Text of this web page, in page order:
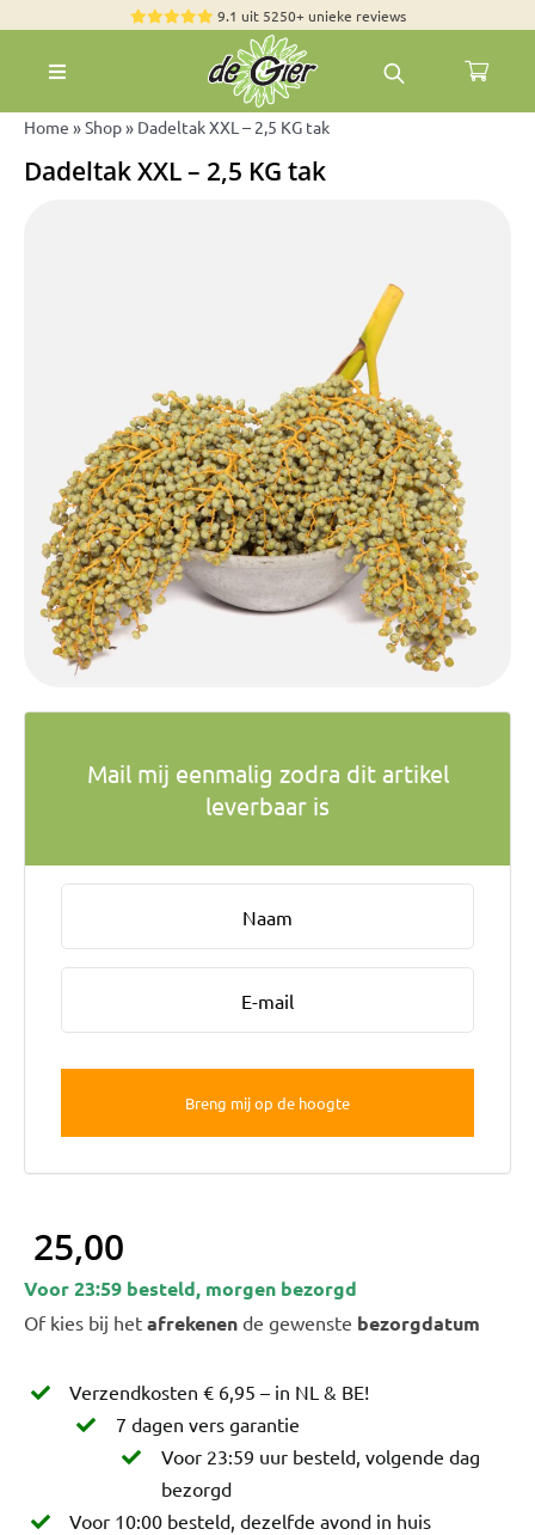
9.1 uit 5250+ unieke reviews
Toggle
Rozen
Zomerbloemen
Bloemen per soort
Bloemenpakketten
Olijfbomen
Bruiloft Bundels
Krans maken
Gelegenheden
Bloemenbon
Home »Shop» Dadeltak XXL – 2,5 KG tak
Dadeltak XXL – 2,5 KG tak
Mail mij eenmalig zodra dit artikel
leverbaar is
25,00
Voor 23:59 besteld, morgen bezorgd
Of kies bij het afrekenende gewenste bezorgdatum
Verzendkosten € 6,95 – in NL & BE!
7 dagen vers garantie
Voor 23:59 uur besteld, volgende dag
bezorgd
Voor 10:00 besteld, dezelfde avond in huis